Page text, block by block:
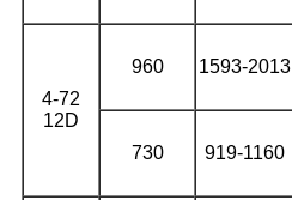
4-72
12D
960 1593-2013
730 919-1160